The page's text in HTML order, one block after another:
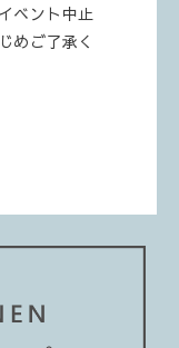
ベント中止
めご了承く